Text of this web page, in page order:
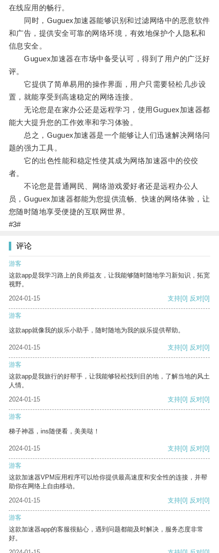
在线应用的畅行。
同时，Guguex加速器能够识别和过滤网络中的恶意软件
和广告，提供安全可靠的网络环境，有效地保护个人隐私和
信息安全。
Guguex加速器在市场中备受认可，得到了用户的广泛好
评。
它提供了简单易用的操作界面，用户只需要轻松几步设
置，就能享受到高速稳定的网络连接。
无论您是在家办公还是远程学习，使用Guguex加速器都
能大大提升您的工作效率和学习体验。
总之，Guguex加速器是一个能够让人们迅速解决网络问
题的强力工具。
它的出色性能和稳定性使其成为网络加速器中的佼佼
者。
不论您是普通网民、网络游戏爱好者还是远程办公人
员，Guguex加速器都能为您提供流畅、快速的网络体验，让
您随时随地享受便捷的互联网世界。
#3#
评论
游客
这款app是我学习路上的良师益友，让我能够随时随地学习新知识，拓宽
视野。
2024-01-15
支持[0] 反对[0]
游客
这款app就像我的娱乐小助手，随时随地为我的娱乐提供帮助。
2024-01-15 支持[0] 反对[0]
游客
这款app是我旅行的好帮手，让我能够轻松找到目的地，了解当地的风土
人情。
2024-01-15
支持[0] 反对[0]
游客
梯子神器，ins随便看，美美哒！
2024-01-15 支持[0] 反对[0]
游客
这款加速器VPM应用程序可以给你提供最高速度和安全性的连接，并帮
助你在网络上自由移动。
2024-01-15
支持[0] 反对[0]
游客
这款加速器app的客服很贴心，遇到问题都能及时解决，服务态度非常
好。